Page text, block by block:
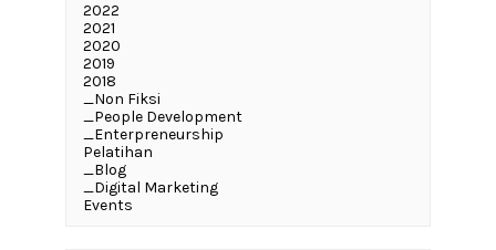
2022
2021
2020
2019
2018
_Non Fiksi
_People Development
_Enterpreneurship
Pelatihan
_Blog
_Digital Marketing
Events